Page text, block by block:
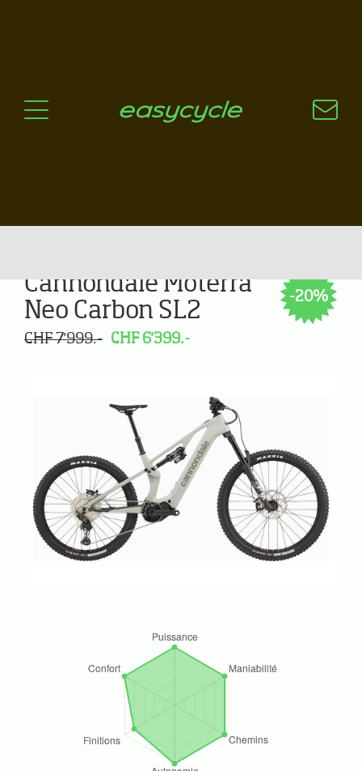
Nos critères de sélection
Cannondale Moterra
Neo Carbon SL2
-20%
CHF 7'999.- CHF 6'399.-